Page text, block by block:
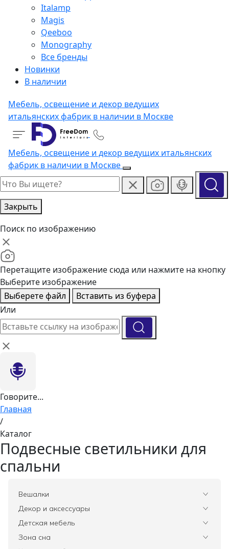
Italamp
Magis
Qeeboo
Monography
Все бренды
Новинки
В наличии
Мебель, освещение и декор ведущих
итальянских фабрик в наличии в Москве
Мебель, освещение и декор ведущих итальянских
фабрик в наличии в Москве
Закрыть
Поиск по изображению
Перетащите изображение сюда или нажмите на кнопку
Выберите изображение
Выберете файл
Вставить из буфера
Или
Говорите...
Главная
/
Каталог
Подвесные светильники для
спальни
Вешалки
Все
Декор и аксессуары
Все
Элитные зеркала
Детская мебель
Все
Зона сна